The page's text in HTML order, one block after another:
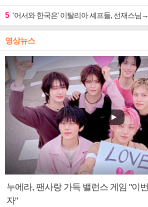
5 '어서와 한국은' 이탈리아 셰프들, 선재스님→라
영상뉴스
누에라, 팬사랑 가득 밸런스 게임 "이
자"